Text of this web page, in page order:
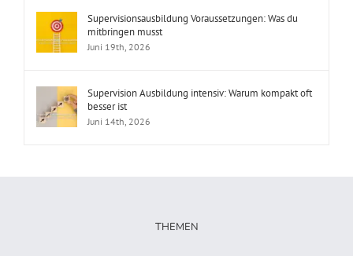
Supervisionsausbildung Voraussetzungen: Was du
mitbringen musst
Juni 19th, 2026
Supervision Ausbildung intensiv: Warum kompakt oft
besser ist
Juni 14th, 2026
THEMEN